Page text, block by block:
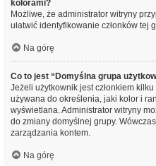
kolorami?
Możliwe, że administrator witryny
ułatwić identyfikowanie członków tej
Na górę
Co to jest “Domyślna grupa
Jeżeli użytkownik jest członkiem
używana do określenia, jaki kolor i
wyświetlana. Administrator witryny
do zmiany domyślnej grupy.
zarządzania kontem.
Na górę